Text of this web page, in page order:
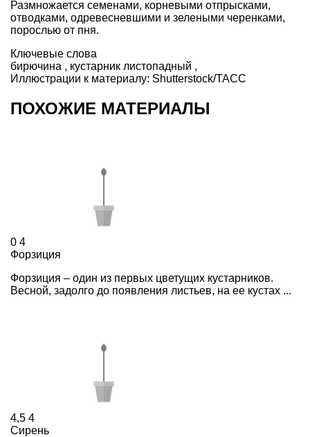
Размножается семенами, корневыми отпрысками,
отводками, одревесневшими и зелеными черенками,
порослью от пня.
Ключевые слова
бирючина , кустарник листопадный ,
Иллюстрации к материалу: Shutterstock/ТАСС
ПОХОЖИЕ МАТЕРИАЛЫ
0 4
Форзиция
Форзиция – один из первых цветущих кустарников.
Весной, задолго до появления листьев, на ее кустах ...
4,5 4
Сирень